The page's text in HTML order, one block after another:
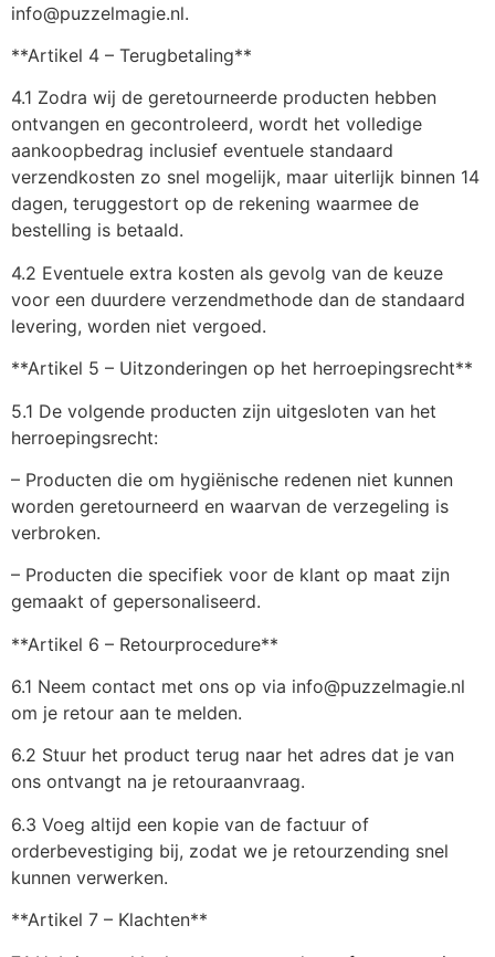
info@puzzelmagie.nl.
**Artikel 4 – Terugbetaling**
4.1 Zodra wij de geretourneerde producten hebben
ontvangen en gecontroleerd, wordt het volledige
aankoopbedrag inclusief eventuele standaard
verzendkosten zo snel mogelijk, maar uiterlijk binnen 14
dagen, teruggestort op de rekening waarmee de
bestelling is betaald.
4.2 Eventuele extra kosten als gevolg van de keuze
voor een duurdere verzendmethode dan de standaard
levering, worden niet vergoed.
**Artikel 5 – Uitzonderingen op het herroepingsrecht**
5.1 De volgende producten zijn uitgesloten van het
herroepingsrecht:
– Producten die om hygiënische redenen niet kunnen
worden geretourneerd en waarvan de verzegeling is
verbroken.
– Producten die specifiek voor de klant op maat zijn
gemaakt of gepersonaliseerd.
**Artikel 6 – Retourprocedure**
6.1 Neem contact met ons op via info@puzzelmagie.nl
om je retour aan te melden.
6.2 Stuur het product terug naar het adres dat je van
ons ontvangt na je retouraanvraag.
6.3 Voeg altijd een kopie van de factuur of
orderbevestiging bij, zodat we je retourzending snel
kunnen verwerken.
**Artikel 7 – Klachten**